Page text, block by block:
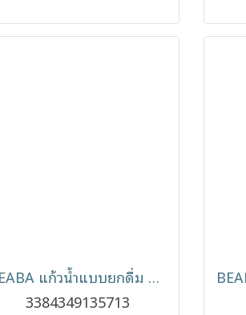
BEABA แก้วน้ำแบบยกดื่ม Training Cup 360° with Lid (12m+)
3384349135713